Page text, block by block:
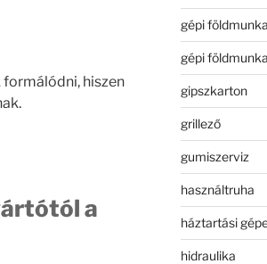
hiszen
a
gépi földmunka
gépi
gipszkarton
grillező
gumiszerviz
használtruha
háztartási
hidraulika